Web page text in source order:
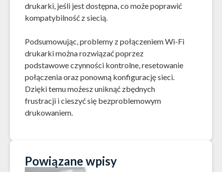
drukarki, jeśli jest dostępna, co może poprawić
kompatybilność z siecią.
Podsumowując, problemy z połączeniem Wi-Fi
drukarki można rozwiązać poprzez
podstawowe czynności kontrolne, resetowanie
połączenia oraz ponowną konfigurację sieci.
Dzięki temu możesz uniknąć zbędnych
frustracji i cieszyć się bezproblemowym
drukowaniem.
Powiązane wpisy